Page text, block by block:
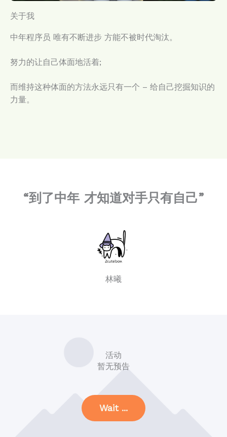
关于我
中年程序员 唯有不断进步 方能不被时代淘汰。
努力的让自己体面地活着;
而维持这种体面的方法永远只有一个 – 给自己挖掘知识的
力量。
“到了中年 才知道对手只有自己”
林曦
活动
暂无预告
Wait ...